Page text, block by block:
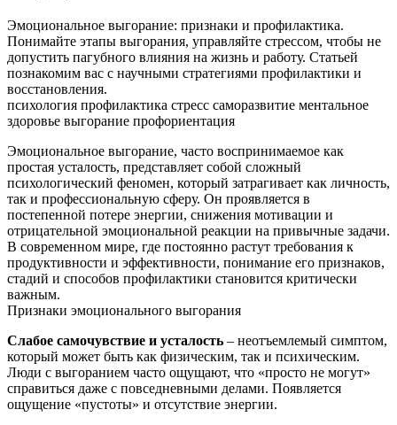
Эмоциональное выгорание: признаки и профилактика.
Понимайте этапы выгорания, управляйте стрессом, чтобы не
допустить пагубного влияния на жизнь и работу. Статьей
познакомим вас с научными стратегиями профилактики и
восстановления.
психология профилактика стресс саморазвитие ментальное
здоровье выгорание профориентация
Эмоциональное выгорание, часто воспринимаемое как
простая усталость, представляет собой сложный
психологический феномен, который затрагивает как личность,
так и профессиональную сферу. Он проявляется в
постепенной потере энергии, снижения мотивации и
отрицательной эмоциональной реакции на привычные задачи.
В современном мире, где постоянно растут требования к
продуктивности и эффективности, понимание его признаков,
стадий и способов профилактики становится критически
важным.
Признаки эмоционального выгорания
Слабое самочувствие и усталость – неотъемлемый симптом,
который может быть как физическим, так и психическим.
Люди с выгоранием часто ощущают, что «просто не могут»
справиться даже с повседневными делами. Появляется
ощущение «пустоты» и отсутствие энергии.